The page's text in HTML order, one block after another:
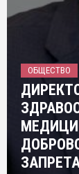
ОБЩЕСТВО